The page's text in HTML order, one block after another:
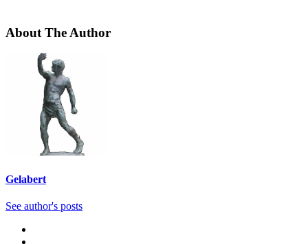
About The Author
Gelabert
See author's posts